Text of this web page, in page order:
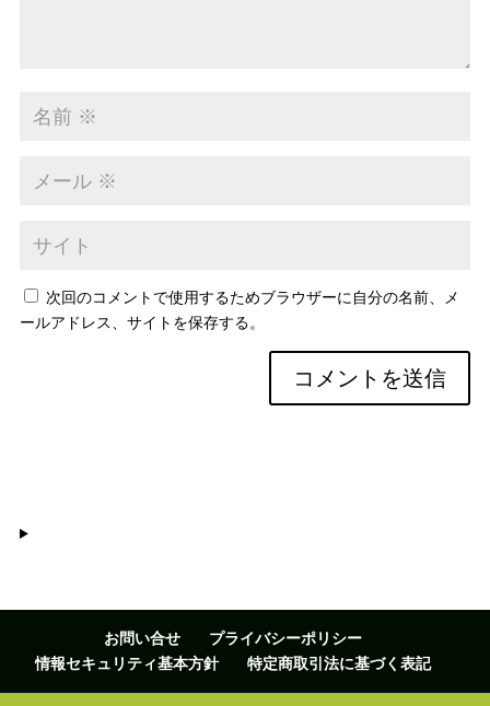
次回のコメントで使用するためブラウザーに自分の名前、メ
ールアドレス、サイトを保存する。
お問い合せ
プライバシーポリシー
情報セキュリティ基本方針
特定商取引法に基づく表記